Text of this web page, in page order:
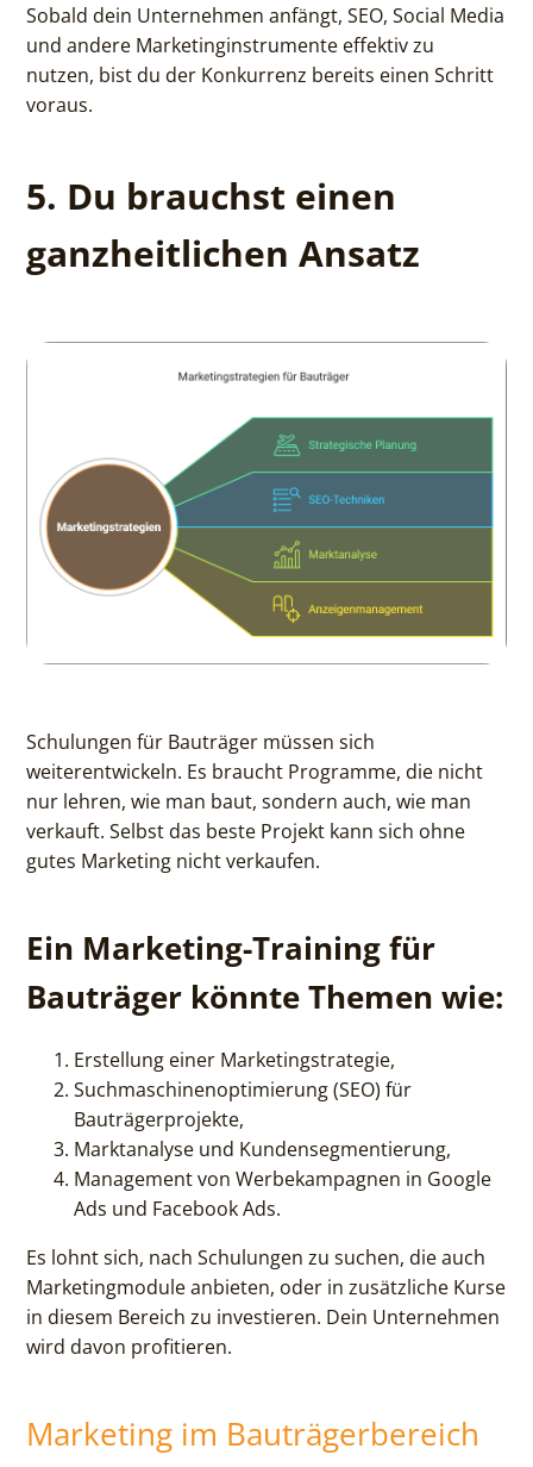
Sobald dein Unternehmen anfängt, SEO, Social Media
und andere Marketinginstrumente effektiv zu
nutzen, bist du der Konkurrenz bereits einen Schritt
voraus.
5. Du brauchst einen
ganzheitlichen Ansatz
Schulungen für Bauträger müssen sich
weiterentwickeln. Es braucht Programme, die nicht
nur lehren, wie man baut, sondern auch, wie man
verkauft. Selbst das beste Projekt kann sich ohne
gutes Marketing nicht verkaufen.
Ein Marketing-Training für
Bauträger könnte Themen wie:
Erstellung einer Marketingstrategie,
Suchmaschinenoptimierung (SEO) für
Bauträgerprojekte,
Marktanalyse und Kundensegmentierung,
Management von Werbekampagnen in Google
Ads und Facebook Ads.
Es lohnt sich, nach Schulungen zu suchen, die auch
Marketingmodule anbieten, oder in zusätzliche Kurse
in diesem Bereich zu investieren. Dein Unternehmen
wird davon profitieren.
Marketing im Bauträgerbereich